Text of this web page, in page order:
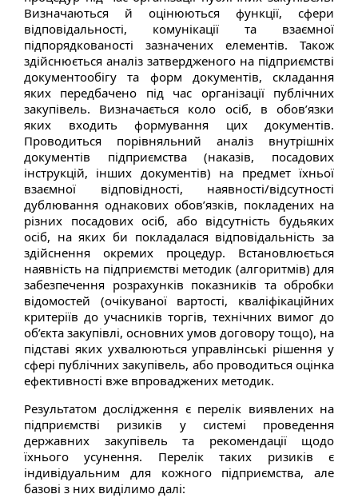
Визначаються й оцінюються функції, сфери
відповідальності, комунікації та взаємної
підпорядкованості зазначених елементів. Також
здійснюється аналіз затвердженого на підприємстві
документообігу та форм документів, складання
яких передбачено під час організації публічних
закупівель. Визначається коло осіб, в обов’язки
яких входить формування цих документів.
Проводиться порівняльний аналіз внутрішніх
документів підприємства (наказів, посадових
інструкцій, інших документів) на предмет їхньої
взаємної відповідності, наявності/відсутності
дублювання однакових обов’язків, покладених на
різних посадових осіб, або відсутність будь­яких
осіб, на яких би покладалася відповідальність за
здійснення окремих процедур. Встановлюється
наявність на підприємстві методик (алгоритмів) для
забезпечення розрахунків показників та обробки
відомостей (очікуваної вартості, кваліфікаційних
критеріїв до учасників торгів, технічних вимог до
об’єкта закупівлі, основних умов договору тощо), на
підставі яких ухвалюються управлінські рішення у
сфері публічних закупівель, або проводиться оцінка
ефективності вже впроваджених методик.
Результатом дослідження є перелік виявлених на
підприємстві ризиків у системі проведення
державних закупівель та рекомендації щодо
їхнього усунення. Перелік таких ризиків є
індивідуальним для кожного підприємства, але
базові з них виділимо далі: